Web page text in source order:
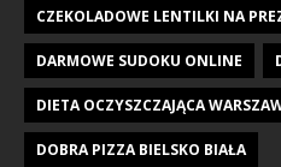
CZEKOLADOWE LENTILKI NA
DARMOWE SUDOKU ONLINE
DIETA OCZYSZCZAJĄCA
DOBRA PIZZA BIELSKO BIAŁA